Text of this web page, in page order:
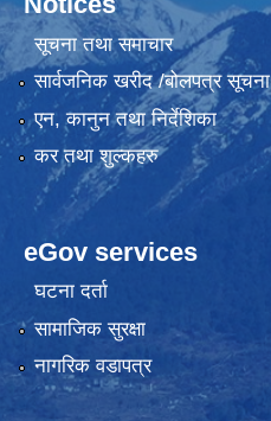
सूचना तथा समाचार
सार्वजनिक खरीद /बोलपत्र सूचना
एन, कानुन तथा निर्देशिका
कर तथा शुल्कहरु
eGov services
घटना दर्ता
सामाजिक सुरक्षा
नागरिक वडापत्र